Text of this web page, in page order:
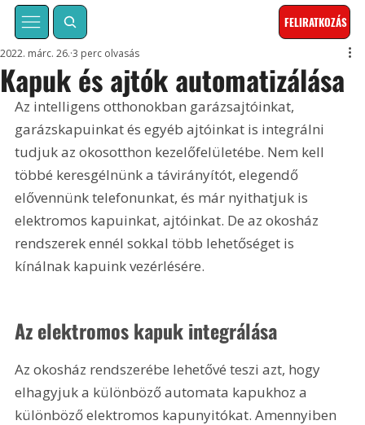
FELIRATKOZÁS
Kapuk és ajtók automatizálása
2022. márc. 26. 3 perc olvasás
Az intelligens otthonokban garázsajtóinkat,
garázskapuinkat és egyéb ajtóinkat is integrálni
tudjuk az okosotthon kezelőfelületébe. Nem kell
többé keresgélnünk a távirányítót, elegendő
elővennünk telefonunkat, és már nyithatjuk is
elektromos kapuinkat, ajtóinkat. De az okosház
rendszerek ennél sokkal több lehetőséget is
kínálnak kapuink vezérlésére.
Az elektromos kapuk integrálása
Az okosház rendszerébe lehetővé teszi azt, hogy
elhagyjuk a különböző automata kapukhoz a
különböző elektromos kapunyitókat. Amennyiben